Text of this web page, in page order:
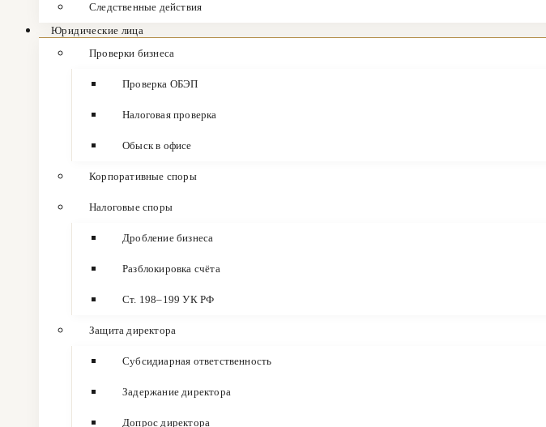
Следственные действия
Юридические лица
Проверки бизнеса
Проверка ОБЭП
Налоговая проверка
Обыск в офисе
Корпоративные споры
Налоговые споры
Дробление бизнеса
Разблокировка счёта
Ст. 198–199 УК РФ
Защита директора
Субсидиарная ответственность
Задержание директора
Допрос директора